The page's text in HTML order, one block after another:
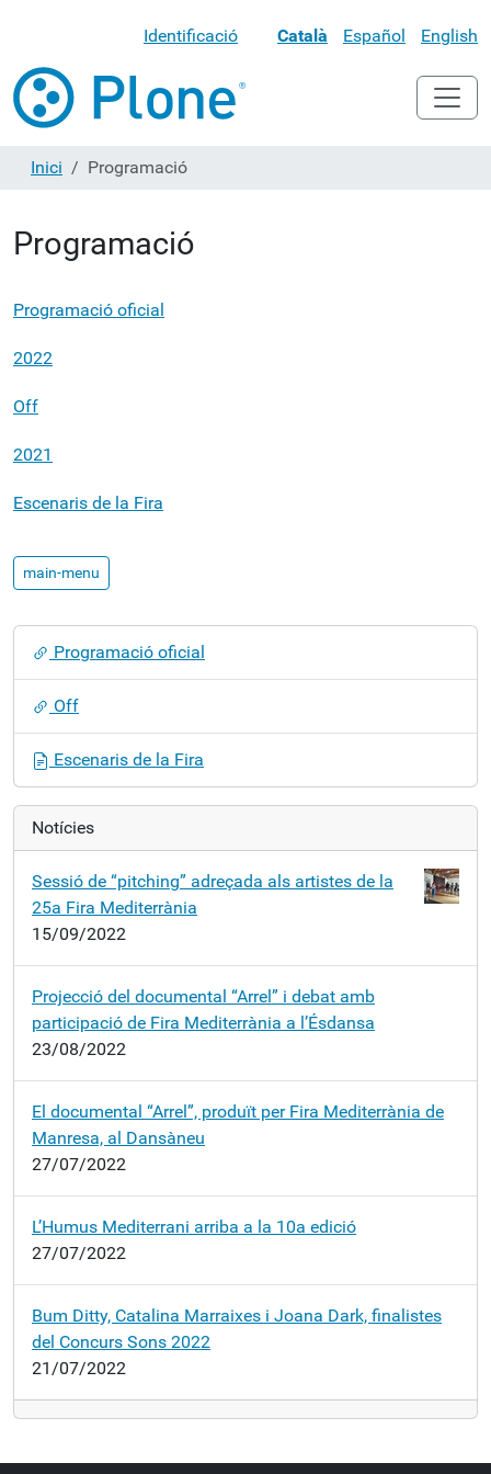
Identificació Català Español English
Inici Programació
Programació
Programació oficial
2022
Off
2021
Escenaris de la Fira
main-menu
ó
Programació oficial
Off
Escenaris de la Fira
Notícies
Sessió de “pitching” adreçada als artistes de la
25a Fira Mediterrània
15/09/2022
Projecció del documental “Arrel” i debat amb
participació de Fira Mediterrània a l’Ésdansa
23/08/2022
El documental “Arrel”, produït per Fira Mediterrània de
Manresa, al Dansàneu
27/07/2022
L’Humus Mediterrani arriba a la 10a edició
27/07/2022
Bum Ditty, Catalina Marraixes i Joana Dark, finalistes
del Concurs Sons 2022
21/07/2022